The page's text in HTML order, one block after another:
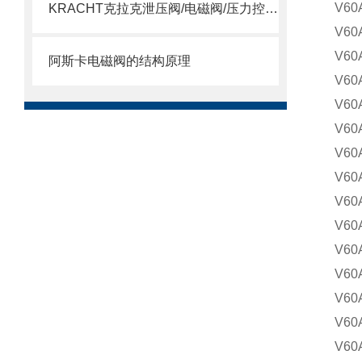
KRACHT克拉克泄压阀/电磁阀/压力控制阀选型指南
阿斯卡电磁阀的结构原理